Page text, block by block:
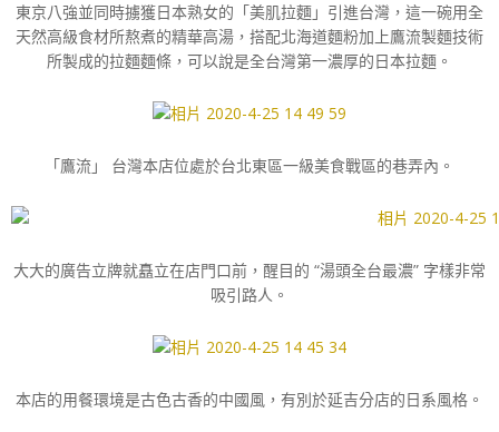
東京八強並同時擄獲日本熟女的「美肌拉麵」引進台灣，這一碗用全
天然高級食材所熬煮的精華高湯，搭配北海道麵粉加上鷹流製麵技術
所製成的拉麵麵條，可以說是全台灣第一濃厚的日本拉麵。
「鷹流」 台灣本店位處於台北東區一級美食戰區的巷弄內。
大大的廣告立牌就矗立在店門口前，醒目的 “湯頭全台最濃” 字樣非常
吸引路人。
本店的用餐環境是古色古香的中國風，有別於延吉分店的日系風格。